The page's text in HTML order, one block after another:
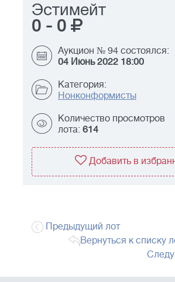
Эстимейт
0 - 0
Аукцион № 94 состоялся:
04 Июнь 2022 18:00
Категория:
Нонконформисты
Количество просмотров
лота: 614
Добавить в
Предыдущий лот
Вернуться к списку